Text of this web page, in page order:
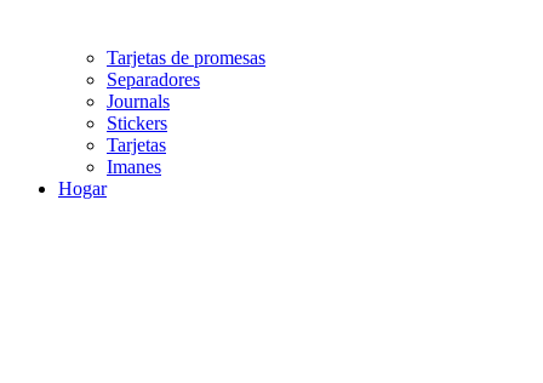
Tarjetas de promesas
Separadores
Journals
Stickers
Tarjetas
Imanes
Hogar